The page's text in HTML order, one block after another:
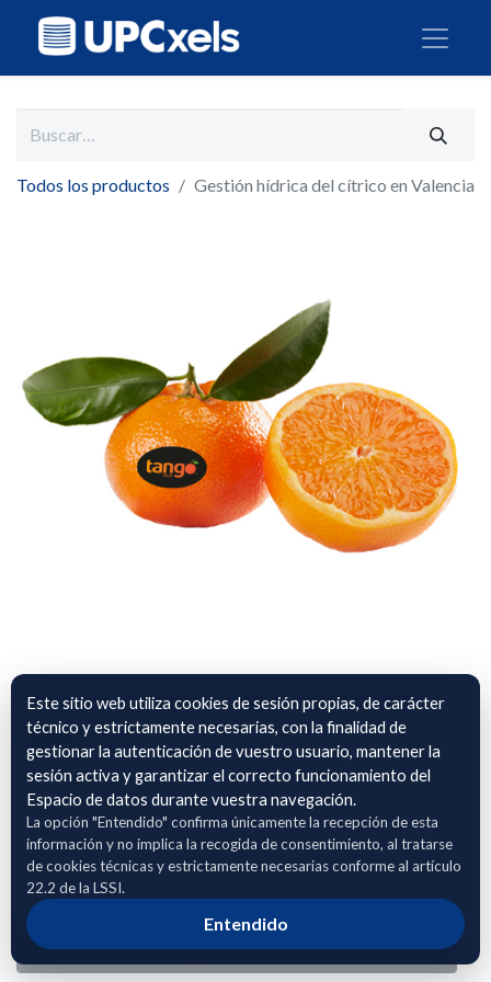
Todos los productos Gestión hídrica del cítrico en Valencia
Gestión hídrica del cítrico en
Valencia
El conjunto de datos compartido corresponde a un escenario
agronómico real de producción citrícola en la provincia de
Valencia centrado en la gestión hídrica y el seguimiento del
estado del suelo en una plantación de mandarino híbrido
(variedad comercial TANGO).
Adhierete para solicitar acceso
Este sitio web utiliza cookies de sesión propias, de carácter
técnico y estrictamente necesarias, con la finalidad de
gestionar la autenticación de vuestro usuario, mantener la
sesión activa y garantizar el correcto funcionamiento del
Espacio de datos durante vuestra navegación.
La opción "Entendido" confirma únicamente la recepción de esta
información y no implica la recogida de consentimiento, al tratarse
de cookies técnicas y estrictamente necesarias conforme al artículo
22.2 de la LSSI.
Entendido